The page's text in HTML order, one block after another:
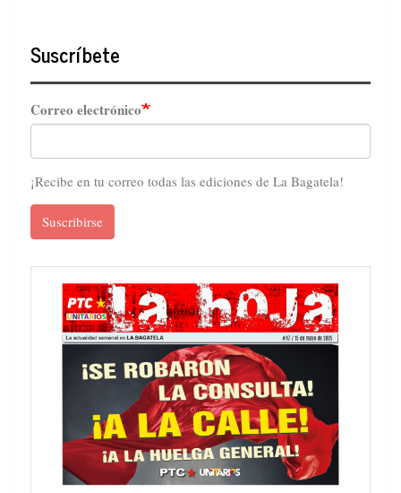
Suscríbete
Correo electrónico
¡Recibe en tu correo todas las ediciones de La Bagatela!
Suscribirse